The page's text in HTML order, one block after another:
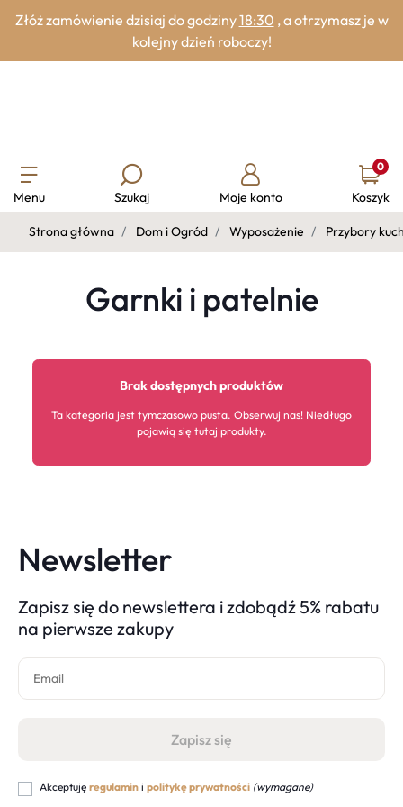
Złóż zamówienie dzisiaj do godziny18:30 , a otrzymasz je w
kolejny dzień roboczy!
Menu Szukaj Moje konto Koszyk
0
Strona główna Dom i Ogród Wyposażenie Przybory
Garnki i patelnie
Brak dostępnych produktów
Ta kategoria jest tymczasowo pusta. Obserwuj nas! Niedługo
pojawią się tutaj produkty.
Newsletter
Zapisz się do newslettera i zdobądź 5% rabatu
na pierwsze zakupy
Akceptuję regulamin i politykę prywatności (wymagane)